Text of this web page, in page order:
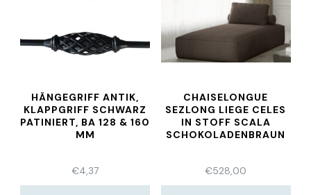
HÄNGEGRIFF ANTIK,
KLAPPGRIFF SCHWARZ
PATINIERT, BA 128 & 160
MM
€4,37
CHAISELONGUE
SEZLONG LIEGE CELES
IN STOFF SCALA
SCHOKOLADENBRAUN
€528,00